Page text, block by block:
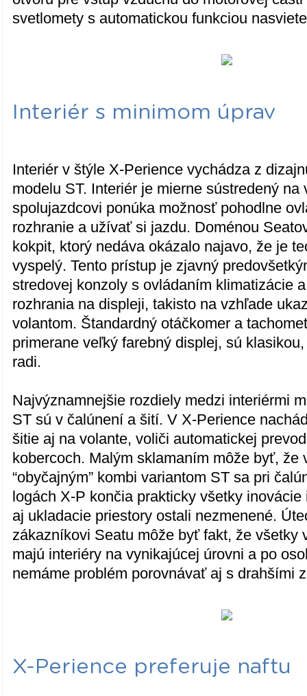
svetlomety s automatickou funkciou
Interiér s minimom úprav
Interiér v štýle X-Perience vychádza z
modelu ST. Interiér je mierne sústredený na
spolujazdcovi ponúka možnosť pohodlne
rozhranie a užívať si jazdu. Doménou
kokpit, ktorý nedáva okázalo najavo, že je
vyspelý. Tento prístup je zjavný
stredovej konzoly s ovládaním klimatizácie
rozhrania na displeji, takisto na vzhľade
volantom. Štandardný otáčkomer a
primerane veľký farebný displej, sú
radi.
Najvýznamnejšie rozdiely medzi interiérmi
ST sú v čalúnení a šití. V X-Perience
šitie aj na volante, voliči automatickej
kobercoch. Malým sklamaním môže byť, že
“obyčajným” kombi variantom ST sa pri
logách X-P končia prakticky všetky
aj ukladacie priestory ostali nezmenené.
zákazníkovi Seatu môže byť fakt, že všetky
majú interiéry na vynikajúcej úrovni a po
nemáme problém porovnávať aj s drahšími
X-Perience preferuje naftu